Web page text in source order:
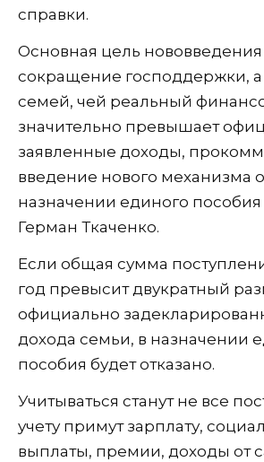
справки.
Основная цель нововведения
сокращение господдержки,
семей, чей реальный
значительно превышает
заявленные доходы,
введение нового механизма
назначении единого
Герман Ткаченко.
Если общая сумма
год превысит двукратный
официально
дохода семьи, в назначении
пособия будет отказано.
Учитываться станут не все
учету примут зарплату,
выплаты, премии, доходы от